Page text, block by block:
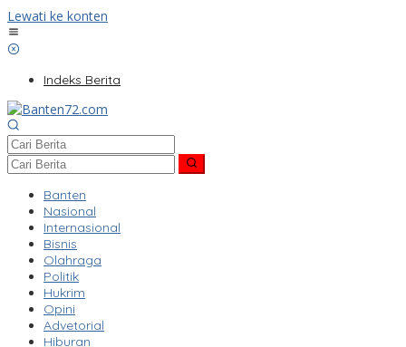
Lewati ke konten
Indeks Berita
Banten
Nasional
Internasional
Bisnis
Olahraga
Politik
Hukrim
Opini
Advetorial
Hiburan